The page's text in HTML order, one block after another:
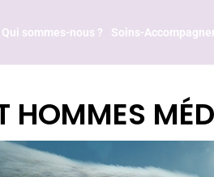
Qui sommes-nous ? Soins-
HOMMES